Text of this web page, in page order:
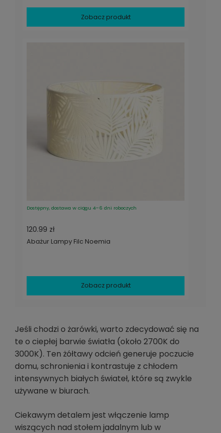
Zobacz produkt
Dostępny, dostawa w ciągu 4–6 dni roboczych
120.99 zł
Abażur Lampy Filc Noemia
Zobacz produkt
Jeśli chodzi o żarówki, warto zdecydować się na
te o ciepłej barwie światła (około 2700K do
3000K). Ten żółtawy odcień generuje poczucie
domu, schronienia i kontrastuje z chłodem
intensywnych białych świateł, które są zwykle
używane w biurach.
Ciekawym detalem jest włączenie lamp
wiszących nad stołem jadalnym lub w